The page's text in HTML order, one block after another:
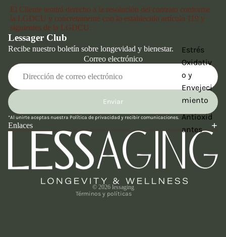
Estrés
Oxidativ
o y
Envejeci
miento
Antioxid
antes
El Cliente tendrá derecho a la resolución del contrato conforme
la LGDCU y concretamente con lo establecido artículo 119 y
siguientes de la LGDCU.
Lessager Club
Recibe nuestro boletín sobre longevidad y bienestar.
Correo electrónico
Enviar
*Al unirte aceptas nuestra Política de privacidad y recibir comunicaciones.
Enlaces
© 2026 lessaging
Términos y políticas
Política de privacidad
Términos del servicio
Política de envío
Información de contacto